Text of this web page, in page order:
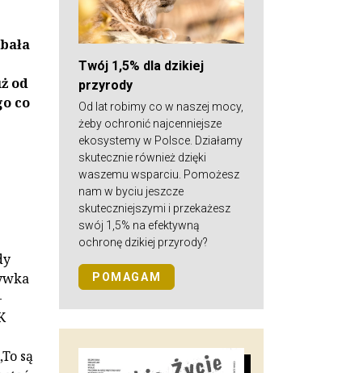
od
co
są
Twój 1,5% dla dzikiej
przyrody
Od lat robimy co w naszej mocy,
żeby ochronić najcenniejsze
ekosystemy w Polsce. Działamy
skutecznie również dzięki
waszemu wsparciu. Pomożesz
nam w byciu jeszcze
skuteczniejszymi i przekażesz
swój 1,5% na efektywną
ochronę dzikiej przyrody?
POMAGAM